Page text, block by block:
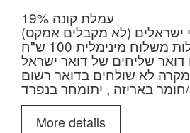
עמלת קונה 19%
לא שולחים בדואר רשום
פתיחה שווים לכל כיס
More details